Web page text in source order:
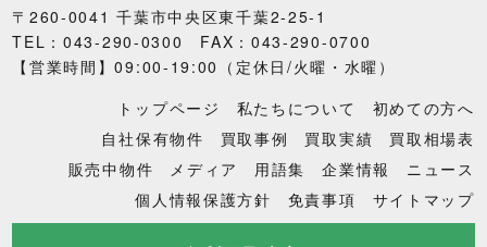
〒260-0041 千葉市中央区東千葉2-25-1
TEL：043-290-0300 FAX：043-290-0700
【営業時間】09:00-19:00（定休日/火曜・水曜）
トップページ
私たちについて
初めての方へ
自社保有物件
買取事例 買取実績
買取相場表
販売中物件
メディア 用語集 企業情報
ニュース
個人情報保護方針
免責事項 サイトマップ